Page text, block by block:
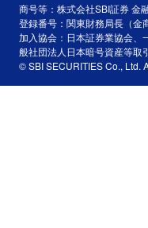
商号等：株式会社SBI証券 金
登録番号：関東財務局長（金
加入協会：日本証券業協会、
般社団法人日本暗号資産等取
© SBI SECURITIES Co., Ltd.